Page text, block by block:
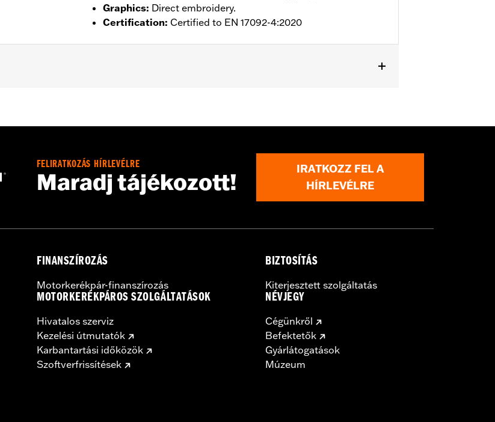
Graphics: Direct embroidery.
Certification: Certified to EN 17092-4:2020
d.com/warrantyfor full details
FELIRATKOZÁS HÍRLEVÉLRE
Maradj tájékozott!
IRATKOZZ FEL A
HÍRLEVÉLRE
FINANSZÍROZÁS
Motorkerékpár-finanszírozás
MOTORKERÉKPÁROS SZOLGÁLTATÁSOK
Hivatalos szerviz
Kezelési útmutatók
Karbantartási időközök
Szoftverfrissítések
BIZTOSÍTÁS
Kiterjesztett szolgáltatás
NÉVJEGY
Cégünkről
Befektetők
Gyárlátogatások
Múzeum